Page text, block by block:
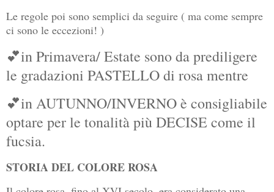
Le regole poi sono semplici da seguire ( ma come sempre
ci sono le eccezioni! )
💕in Primavera/ Estate sono da prediligere
le gradazioni PASTELLO di rosa mentre
💕in AUTUNNO/INVERNO è consigliabile
optare per le tonalità più DECISE come il
fucsia.
STORIA DEL COLORE ROSA